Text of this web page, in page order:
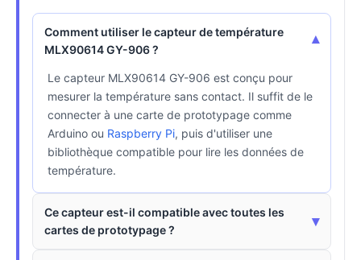
Comment utiliser le capteur de température
MLX90614 GY-906 ?
▾
Le capteur MLX90614 GY-906 est conçu pour
mesurer la température sans contact. Il suffit de le
connecter à une carte de prototypage comme
Arduino ou Raspberry Pi, puis d'utiliser une
bibliothèque compatible pour lire les données de
température.
Ce capteur est-il compatible avec toutes les
cartes de prototypage ?
▾